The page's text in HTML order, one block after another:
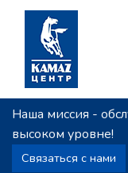
Наша миссия -
высоком уровне!
Связаться с нами